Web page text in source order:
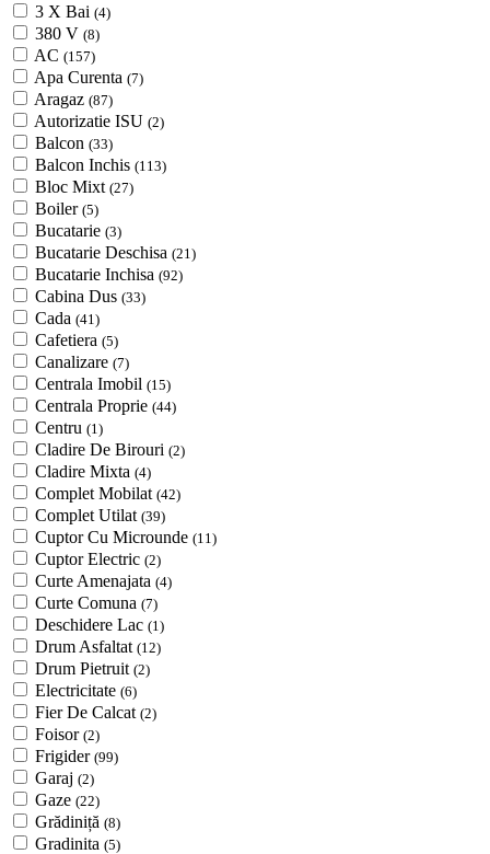
3 X Bai (4)
380 V (8)
AC (157)
Apa Curenta (7)
Aragaz (87)
Autorizatie ISU (2)
Balcon (33)
Balcon Inchis (113)
Bloc Mixt (27)
Boiler (5)
Bucatarie (3)
Bucatarie Deschisa (21)
Bucatarie Inchisa (92)
Cabina Dus (33)
Cada (41)
Cafetiera (5)
Canalizare (7)
Centrala Imobil (15)
Centrala Proprie (44)
Centru (1)
Cladire De Birouri (2)
Cladire Mixta (4)
Complet Mobilat (42)
Complet Utilat (39)
Cuptor Cu Microunde (11)
Cuptor Electric (2)
Curte Amenajata (4)
Curte Comuna (7)
Deschidere Lac (1)
Drum Asfaltat (12)
Drum Pietruit (2)
Electricitate (6)
Fier De Calcat (2)
Foisor (2)
Frigider (99)
Garaj (2)
Gaze (22)
Grădiniță (8)
Gradinita (5)